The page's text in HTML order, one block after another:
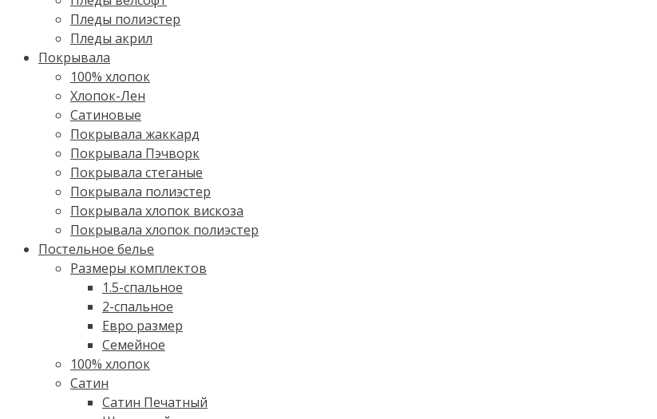
Пледы полиэстер
Пледы акрил
Покрывала
100% хлопок
Хлопок-Лен
Сатиновые
Покрывала жаккард
Покрывала Пэчворк
Покрывала стеганые
Покрывала полиэстер
Покрывала хлопок вискоза
Покрывала хлопок полиэстер
Постельное белье
Размеры комплектов
1.5-спальное
2-спальное
Евро размер
Семейное
100% хлопок
Cатин
Сатин Печатный